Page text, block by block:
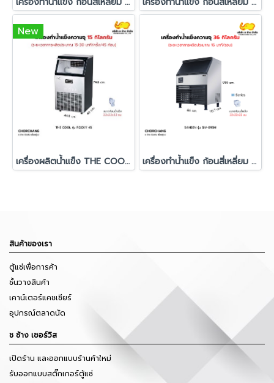
New
เครื่องผลิตน้ำแข็ง THE COOL รุ่น ROCKY-45 เครื่องทำน้ำแข็ง ก้อนสี่เหลี่ยม รุ่น SIM-095M
สินค้าของเรา
ตู้แช่เพื่อการค้า
ชั้นวางสินค้า
เคาน์เตอร์แคชเชียร์
อุปกรณ์ตลาดนัด
ช ช้าง เซอร์วิส
เปิดร้าน และออกแบบร้านค้าใหม่
รับออกแบบสติ๊กเกอร์ตู้แช่